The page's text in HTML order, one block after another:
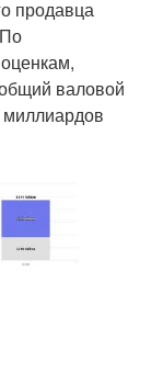
продавца
валовой